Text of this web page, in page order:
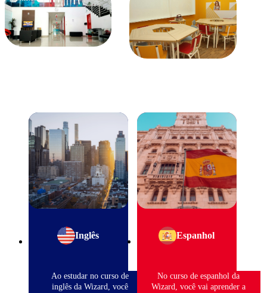
Inglês
Ao estudar no curso de
inglês da Wizard, você
Espanhol
No curso de espanhol da
Wizard, você vai aprender a